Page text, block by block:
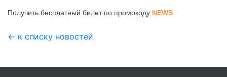
Получить бесплатный билет по промокоду NEWS
← к списку новостей